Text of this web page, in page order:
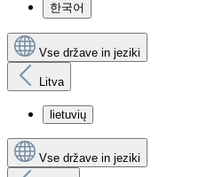
한국어
Vse države in jeziki
Litva
lietuvių
Vse države in jeziki